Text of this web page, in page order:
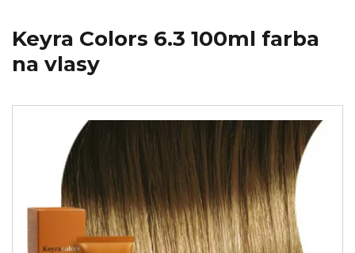
Keyra Colors 6.3 100ml farba
na vlasy